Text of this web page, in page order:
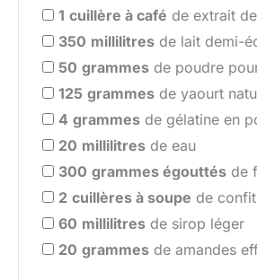
1 cuillère à café de extrait
350 millilitres de lait demi-
50 grammes de poudre
125 grammes de yaourt
4 grammes de gélatine en
20 millilitres de eau
300 grammes égouttés de
2 cuillères à soupe de
60 millilitres de sirop léger
20 grammes de amandes